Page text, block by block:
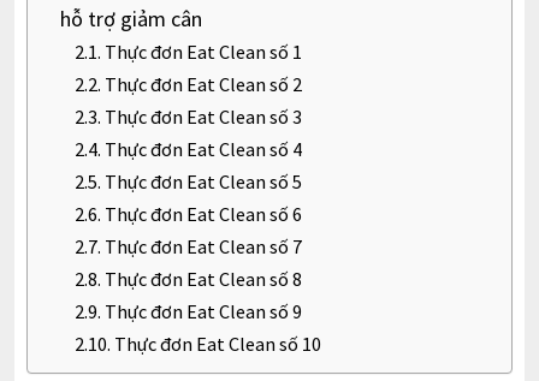
hỗ trợ giảm cân
Thực đơn Eat Clean số 1
Thực đơn Eat Clean số 2
Thực đơn Eat Clean số 3
Thực đơn Eat Clean số 4
Thực đơn Eat Clean số 5
Thực đơn Eat Clean số 6
Thực đơn Eat Clean số 7
Thực đơn Eat Clean số 8
Thực đơn Eat Clean số 9
Thực đơn Eat Clean số 10